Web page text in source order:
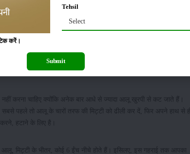
एक तीसरा रंग भी हैं। धूसर। मटमैला धूसर रंग। इस किस्म के आलू आपको
करना चाहिए क्योंकि अनेक बार आधे से ज्यादा आलू खुरपी से कट जाते हैं।
पहले तो आलू के चारों तरफ की मिट्टी को ढीली कर दें, फिर अपने हाथ से ही
हटाने के लिए है।
मिट्टी के भीतर, कोई 6 ईंच नीचे होते हैं। इसिलए, इस गहराई तक आपका
Tehsil
Select
करें।
Submit